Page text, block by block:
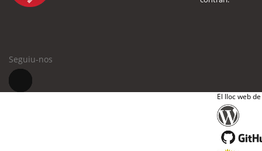
Seguiu-nos
El lloc web